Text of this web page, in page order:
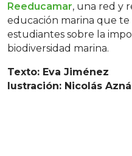
Reeducamar, una red y
educación marina que te
estudiantes sobre la
biodiversidad marina.
Texto: Eva Jiménez
lustración: Nicolás